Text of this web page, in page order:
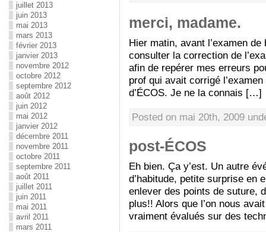
merci, madame.
Hier matin, avant l’examen
consulter la correction de
afin de repérer mes erreurs
prof qui avait corrigé
d’ÉCOS. Je ne la connais […]
Posted on mai 20th, 2009
post-ÉCOS
Eh bien. Ça y’est. Un autre
d’habitude, petite surprise en
enlever des points de suture,
plus!! Alors que l’on nous
vraiment évalués sur des
juillet 2013
juin 2013
mai 2013
mars 2013
février 2013
janvier 2013
novembre 2012
octobre 2012
septembre 2012
août 2012
juin 2012
mai 2012
janvier 2012
décembre 2011
novembre 2011
octobre 2011
septembre 2011
août 2011
juillet 2011
juin 2011
mai 2011
avril 2011
mars 2011